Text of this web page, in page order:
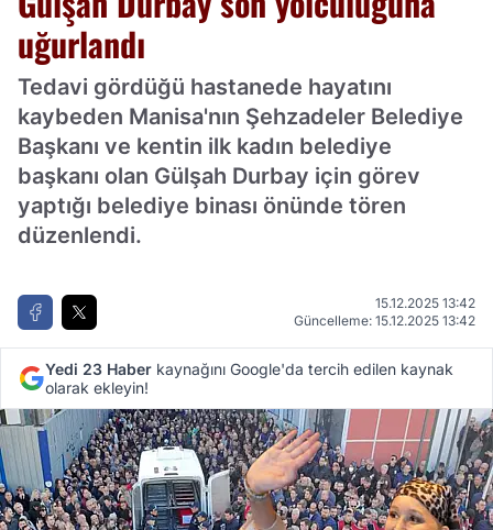
uğurlandı
Tedavi gördüğü hastanede hayatını
kaybeden Manisa'nın Şehzadeler Belediye
Başkanı ve kentin ilk kadın belediye
başkanı olan Gülşah Durbay için görev
yaptığı belediye binası önünde tören
düzenlendi.
15.12.2025 13:42
Güncelleme: 15.12.2025 13:42
Yedi 23 Haber kaynağını Google'da tercih edilen kaynak
olarak ekleyin!